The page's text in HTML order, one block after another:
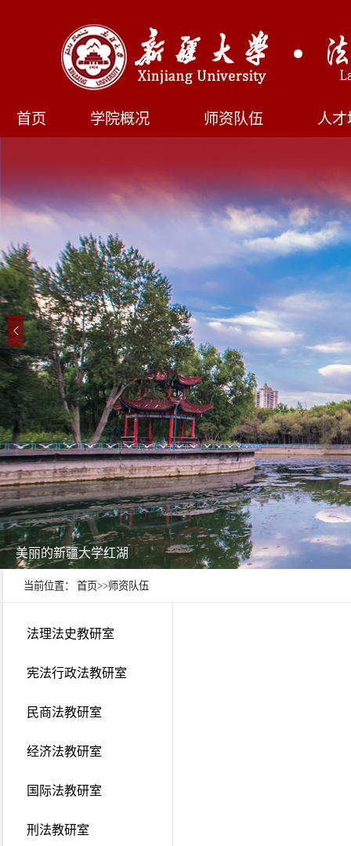
首页 学院概况 师资队伍 人
美丽的新疆大学红湖
当前位置： 首页>>师资队伍
法理法史教研室
宪法行政法教研室
民商法教研室
经济法教研室
国际法教研室
刑法教研室